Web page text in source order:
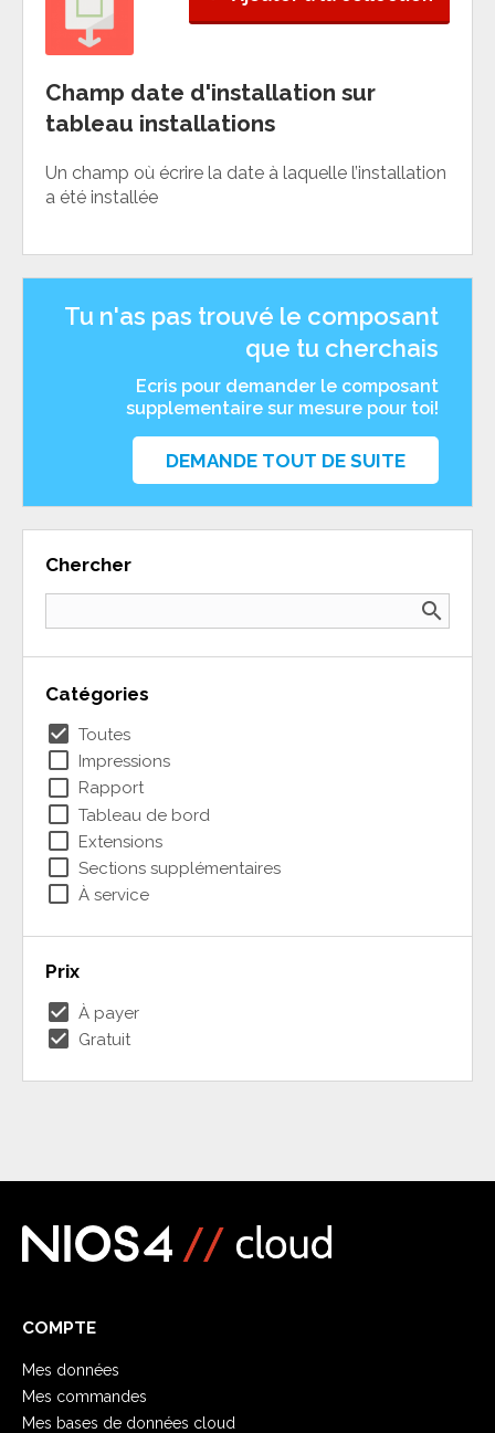
Chercher
search
Catégories
check_box Toutes
check_box_outline_blank Impressions
check_box_outline_blank Rapport
check_box_outline_blank Tableau de bord
check_box_outline_blank Extensions
check_box_outline_blank Sections supplémentaires
check_box_outline_blank À service
Prix
check_box À payer
check_box Gratuit
Champ date d'installation sur
tableau installations
Un champ où écrire la date à laquelle l’installation
a été installée
Tu n'as pas trouvé le composant
que tu cherchais
Ecris pour demander le composant
supplementaire sur mesure pour toi!
DEMANDE TOUT DE SUITE
COMPTE
Mes données
Mes commandes
Mes bases de données cloud